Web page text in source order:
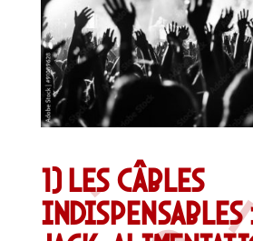
1) Les câbles
indispensables :